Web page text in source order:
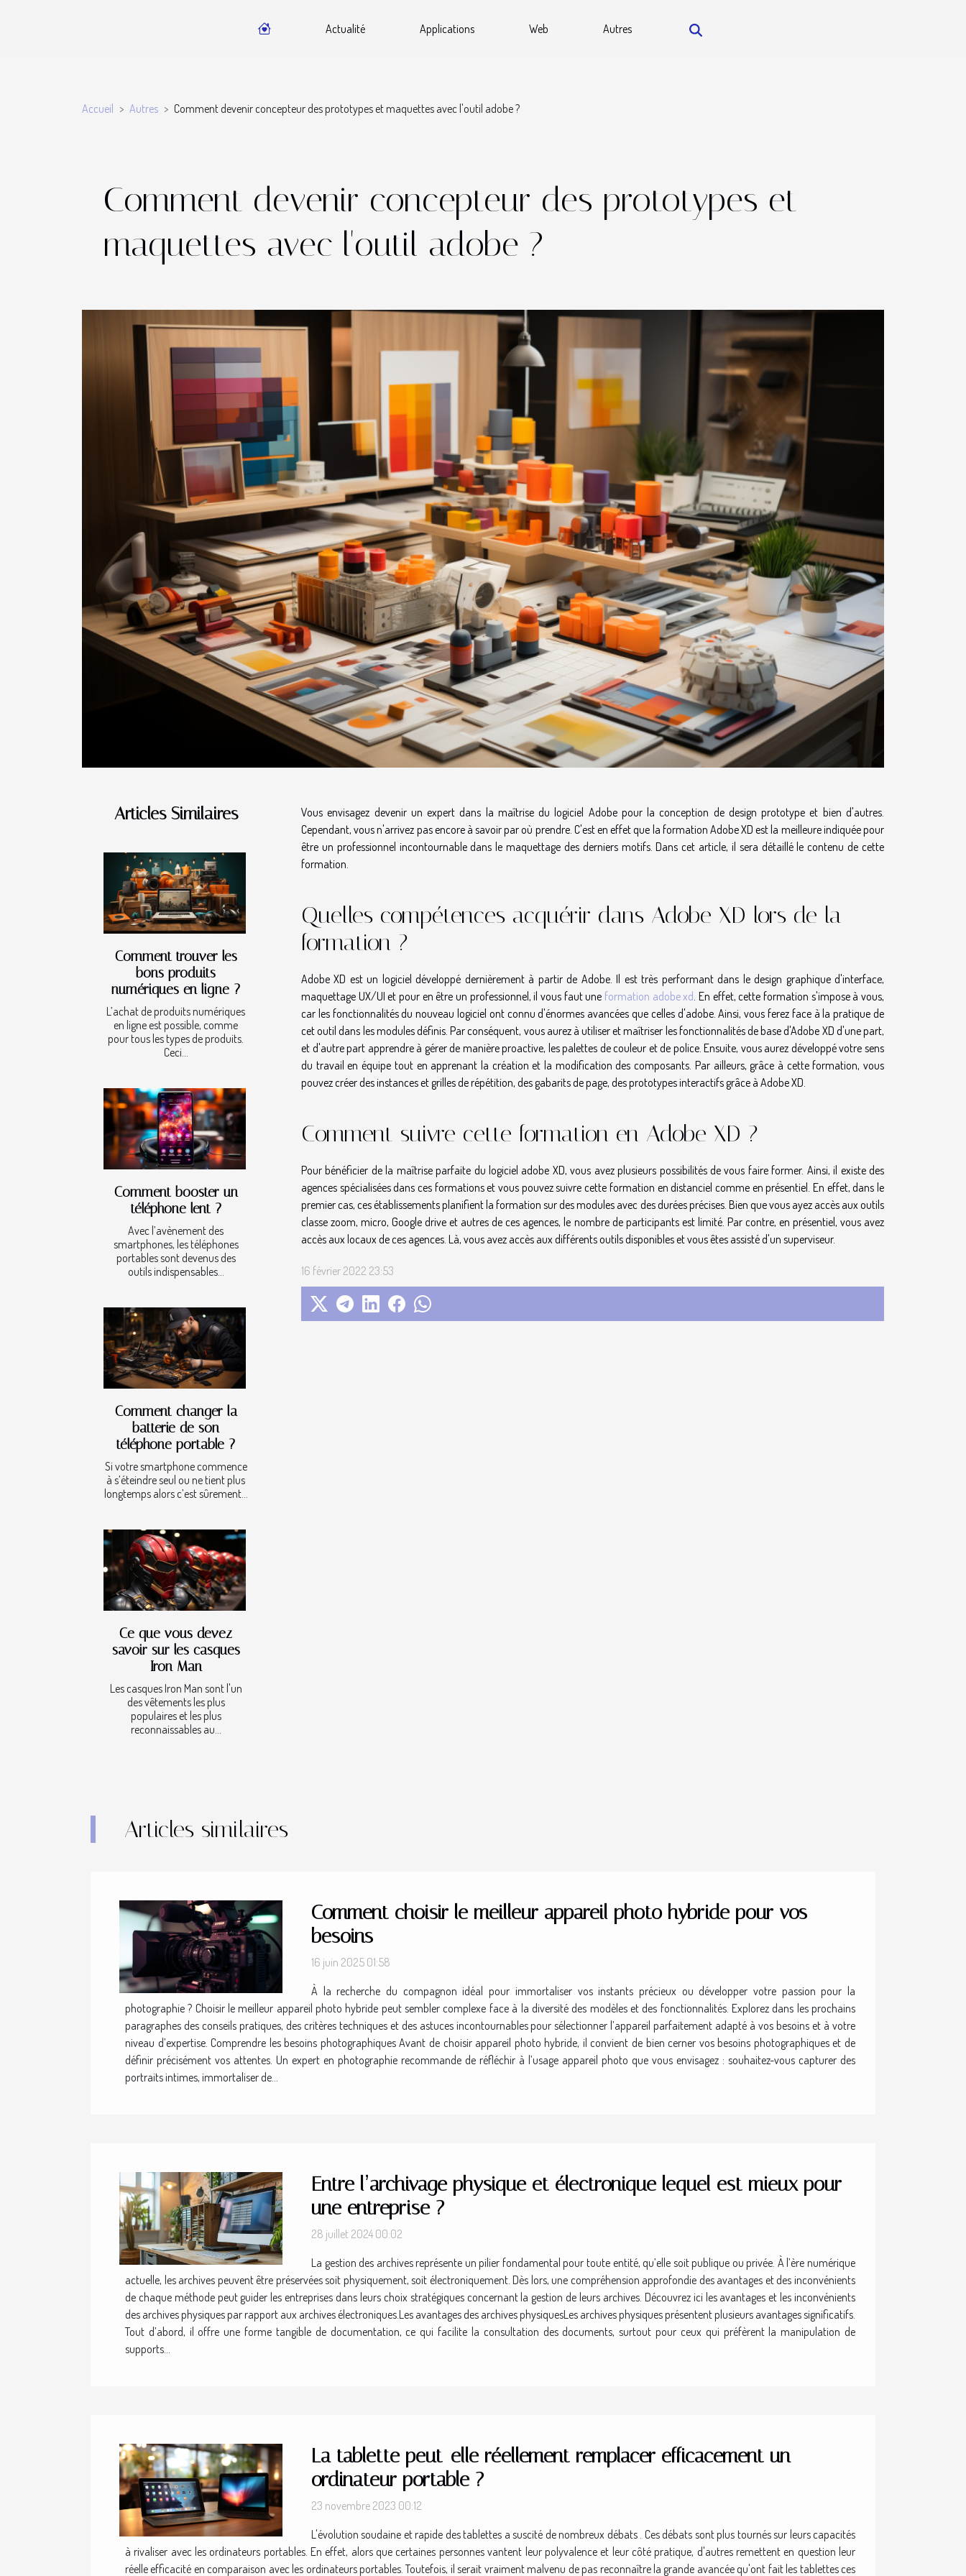
Actualité Applications Web Autres
Accueil Autres Comment devenir concepteur des prototypes et maquettes avec l'outil adobe ?
Comment devenir concepteur des prototypes et
maquettes avec l'outil adobe ?
Articles Similaires
Comment trouver les
bons produits
numériques en ligne ?
L’achat de produits numériques
en ligne est possible, comme
pour tous les types de produits.
Ceci...
Comment booster un
téléphone lent ?
Avec l’avènement des
smartphones, les téléphones
portables sont devenus des
outils indispensables...
Comment changer la
batterie de son
téléphone portable ?
Si votre smartphone commence
à s’éteindre seul ou ne tient plus
longtemps alors c’est sûrement...
Ce que vous devez
savoir sur les casques
Iron Man
Les casques Iron Man sont l'un
des vêtements les plus
populaires et les plus
reconnaissables au...
Vous envisagez devenir un expert dans la maîtrise du logiciel Adobe pour la conception de design prototype et bien d'autres.
Cependant, vous n'arrivez pas encore à savoir par où prendre. C'est en effet que la formation Adobe XD est la meilleure indiquée pour
être un professionnel incontournable dans le maquettage des derniers motifs. Dans cet article, il sera détaillé le contenu de cette
formation.
Quelles compétences acquérir dans Adobe XD lors de la
formation ?
Adobe XD est un logiciel développé dernièrement à partir de Adobe. Il est très performant dans le design graphique d'interface,
maquettage UX/UI et pour en être un professionnel, il vous faut une formation adobe xd. En effet, cette formation s'impose à vous,
car les fonctionnalités du nouveau logiciel ont connu d'énormes avancées que celles d'adobe. Ainsi, vous ferez face à la pratique de
cet outil dans les modules définis. Par conséquent, vous aurez à utiliser et maîtriser les fonctionnalités de base d'Adobe XD d'une part,
et d'autre part apprendre à gérer de manière proactive, les palettes de couleur et de police. Ensuite, vous aurez développé votre sens
du travail en équipe tout en apprenant la création et la modification des composants. Par ailleurs, grâce à cette formation, vous
pouvez créer des instances et grilles de répétition, des gabarits de page, des prototypes interactifs grâce à Adobe XD.
Comment suivre cette formation en Adobe XD ?
Pour bénéficier de la maîtrise parfaite du logiciel adobe XD, vous avez plusieurs possibilités de vous faire former. Ainsi, il existe des
agences spécialisées dans ces formations et vous pouvez suivre cette formation en distanciel comme en présentiel. En effet, dans le
premier cas, ces établissements planifient la formation sur des modules avec des durées précises. Bien que vous ayez accès aux outils
classe zoom, micro, Google drive et autres de ces agences, le nombre de participants est limité. Par contre, en présentiel, vous avez
accès aux locaux de ces agences. Là, vous avez accès aux différents outils disponibles et vous êtes assisté d'un superviseur.
16 février 2022 23:53
Articles similaires
Comment choisir le meilleur appareil photo hybride pour vos
besoins
16 juin 2025 01:58
À la recherche du compagnon idéal pour immortaliser vos instants précieux ou développer votre passion pour la
photographie ? Choisir le meilleur appareil photo hybride peut sembler complexe face à la diversité des modèles et des fonctionnalités. Explorez dans les prochains
paragraphes des conseils pratiques, des critères techniques et des astuces incontournables pour sélectionner l’appareil parfaitement adapté à vos besoins et à votre
niveau d’expertise. Comprendre les besoins photographiques Avant de choisir appareil photo hybride, il convient de bien cerner vos besoins photographiques et de
définir précisément vos attentes. Un expert en photographie recommande de réfléchir à l’usage appareil photo que vous envisagez : souhaitez-vous capturer des
portraits intimes, immortaliser de...
Entre l’archivage physique et électronique lequel est mieux pour
une entreprise ?
28 juillet 2024 00:02
La gestion des archives représente un pilier fondamental pour toute entité, qu’elle soit publique ou privée. À l’ère numérique
actuelle, les archives peuvent être préservées soit physiquement, soit électroniquement. Dès lors, une compréhension approfondie des avantages et des inconvénients
de chaque méthode peut guider les entreprises dans leurs choix stratégiques concernant la gestion de leurs archives. Découvrez ici les avantages et les inconvénients
des archives physiques par rapport aux archives électroniques.Les avantages des archives physiquesLes archives physiques présentent plusieurs avantages significatifs.
Tout d’abord, il offre une forme tangible de documentation, ce qui facilite la consultation des documents, surtout pour ceux qui préfèrent la manipulation de
supports...
La tablette peut-elle réellement remplacer efficacement un
ordinateur portable ?
23 novembre 2023 00:12
L'évolution soudaine et rapide des tablettes a suscité de nombreux débats . Ces débats sont plus tournés sur leurs capacités
à rivaliser avec les ordinateurs portables. En effet, alors que certaines personnes vantent leur polyvalence et leur côté pratique, d'autres remettent en question leur
réelle efficacité en comparaison avec les ordinateurs portables. Toutefois, il serait vraiment malvenu de pas reconnaître la grande avancée qu'ont fait les tablettes ces